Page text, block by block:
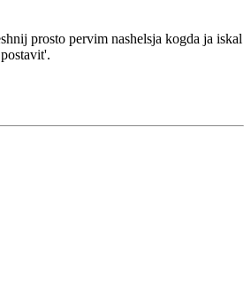
prosto pervim nashelsja kogda ja iskal